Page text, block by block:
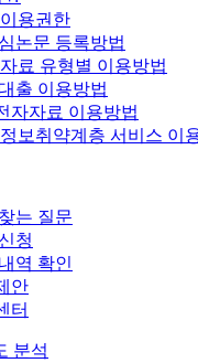
용권한
논문 등록방법
료 유형별 이용방법
출 이용방법
자자료 이용방법
보취약계층 서비스 이
는 질문
청
역 확인
안
터
분석